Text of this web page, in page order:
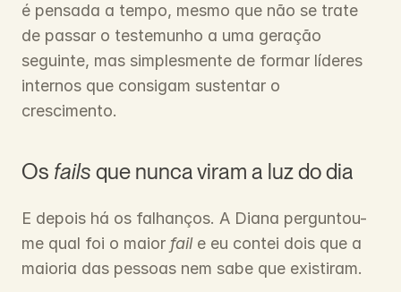
é pensada a tempo, mesmo que não se trate
de passar o testemunho a uma geração
seguinte, mas simplesmente de formar líderes
internos que consigam sustentar o
crescimento.
Os fails que nunca viram a luz do dia
E depois há os falhanços. A Diana perguntou-
me qual foi o maior fail e eu contei dois que a
maioria das pessoas nem sabe que existiram.